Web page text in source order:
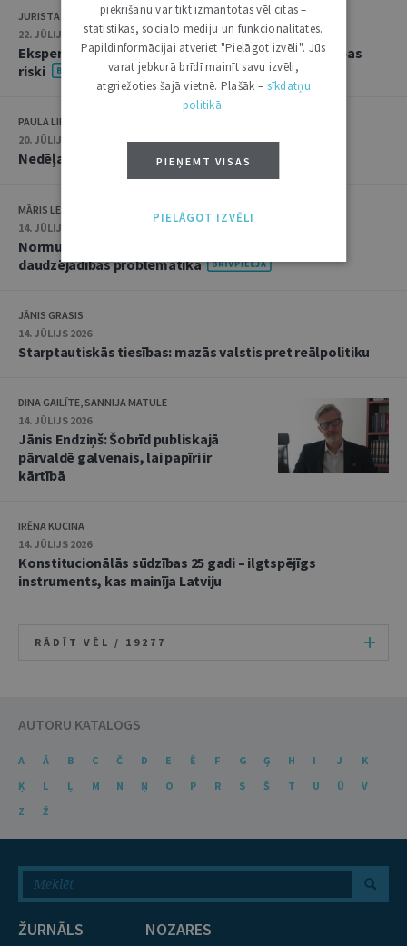
JURISTA VĀRDS
22. JŪLIJS 2026 • 14:00
Ekspertu saruna jūlijā: krimināltiesības un būvniecības
riski
PAULA LIPE
20. JŪLIJS 2026 • 16:05
Nedēļas notikumu apskats: 13.–17. jūlijs
MĀRIS LEJA
14. JŪLIJS 2026
Normu konkurences un noziedzīgu nodarījumu
daudzējādības problemātika
JĀNIS GRASIS
14. JŪLIJS 2026
Starptautiskās tiesības: mazās valstis pret reālpolitiku
DINA GAILĪTE, SANNIJA MATULE
14. JŪLIJS 2026
Jānis Endziņš: Šobrīd publiskajā
pārvaldē galvenais, lai papīri ir
kārtībā
IRĒNA KUCINA
14. JŪLIJS 2026
Konstitucionālās sūdzības 25 gadi – ilgtspējīgs
instruments, kas mainīja Latviju
RĀDĪT VĒL / 19277
AUTORU KATALOGS
A Ā B C Č D E Ē F G Ģ H I J
K
Ķ
L Ļ M N Ņ O P R S Š T U Ū
V
Z
Ž
ŽURNĀLS NOZARES
piekrišanu var tikt izmantotas vēl citas –
statistikas, sociālo mediju un funkcionalitātes.
Papildinformācijai atveriet "Pielāgot izvēli". Jūs
varat jebkurā brīdī mainīt savu izvēli,
atgriežoties šajā vietnē. Plašāk – sīkdatņu
politikā.
PIEŅEMT VISAS
PIELĀGOT IZVĒLI